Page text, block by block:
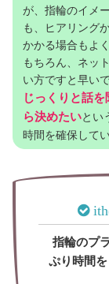
が、指輪のイメ
も、ヒアリング
かかる場合もよ
もちろん、ネッ
い方ですと早い
じっくりと話
ら決めたいとい
時間を確保して
指輪のプ
ぷり時間